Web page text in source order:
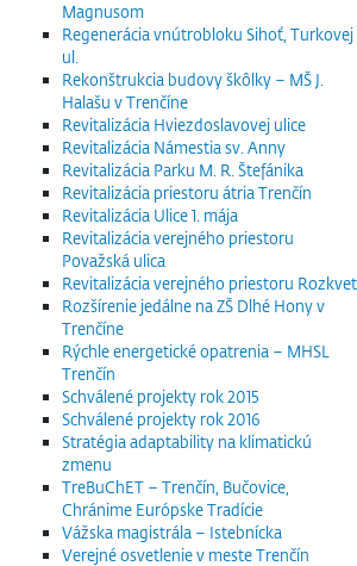
Magnusom
Regenerácia vnútrobloku Sihoť, Turkovej
ul.
Rekonštrukcia budovy škôlky – MŠ J.
Halašu v Trenčíne
Revitalizácia Hviezdoslavovej ulice
Revitalizácia Námestia sv. Anny
Revitalizácia Parku M. R. Štefánika
Revitalizácia priestoru átria Trenčín
Revitalizácia Ulice 1. mája
Revitalizácia verejného priestoru
Považská ulica
Revitalizácia verejného priestoru Rozkvet
Rozšírenie jedálne na ZŠ Dlhé Hony v
Trenčíne
Rýchle energetické opatrenia – MHSL
Trenčín
Schválené projekty rok 2015
Schválené projekty rok 2016
Stratégia adaptability na klimatickú
zmenu
TreBuChET – Trenčín, Bučovice,
Chránime Európske Tradície
Vážska magistrála – Istebnícka
Verejné osvetlenie v meste Trenčín